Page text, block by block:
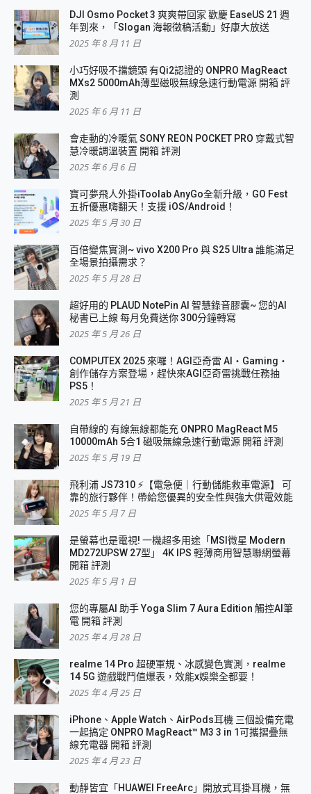
DJI Osmo Pocket 3 爽爽帶回家 歡慶 EaseUS 21 週
年到來，「Slogan 海報徵稿活動」好康大放送
2025 年 8 月 11 日
小巧好吸不擋鏡頭 有Qi2認證的 ONPRO MagReact
MXs2 5000mAh薄型磁吸無線急速行動電源 開箱 評
測
2025 年 6 月 11 日
會走動的冷暖氣 SONY REON POCKET PRO 穿戴式智
慧冷暖調溫裝置 開箱 評測
2025 年 6 月 6 日
寶可夢飛人外掛iToolab AnyGo全新升級，GO Fest
五折優惠嗨翻天！支援 iOS/Android！
2025 年 5 月 30 日
百倍變焦實測~ vivo X200 Pro 與 S25 Ultra 誰能滿足
全場景拍攝需求？
2025 年 5 月 28 日
超好用的 PLAUD NotePin AI 智慧錄音膠囊~ 您的AI
秘書已上線 每月免費送你 300分鐘轉寫
2025 年 5 月 26 日
COMPUTEX 2025 來囉！AGI亞奇雷 AI・Gaming・
創作儲存方案登場，趕快來AGI亞奇雷挑戰任務抽
PS5！
2025 年 5 月 21 日
自帶線的 有線無線都能充 ONPRO MagReact M5
10000mAh 5合1 磁吸無線急速行動電源 開箱 評測
2025 年 5 月 19 日
飛利浦 JS7310 ⚡【電急便｜行動儲能救車電源】 可
靠的旅行夥伴！帶給您優異的安全性與強大供電效能
2025 年 5 月 7 日
是螢幕也是電視! 一機超多用途「MSI微星 Modern
MD272UPSW 27型」 4K IPS 輕薄商用智慧聯網螢幕
開箱 評測
2025 年 5 月 1 日
您的專屬AI 助手 Yoga Slim 7 Aura Edition 觸控AI筆
電 開箱 評測
2025 年 4 月 28 日
realme 14 Pro 超硬軍規、冰感變色實測，realme
14 5G 遊戲戰鬥值爆表，效能x娛樂全都要！
2025 年 4 月 25 日
iPhone、Apple Watch、AirPods耳機 三個設備充電
一起搞定 ONPRO MagReact™ M3 3 in 1可攜摺疊無
線充電器 開箱 評測
2025 年 4 月 23 日
動靜皆宜「HUAWEI FreeArc」開放式耳掛耳機，無